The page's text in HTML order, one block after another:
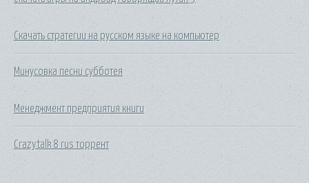
Скачать стратегии на русском языке на компьютер
Минусовка песни субботея
Менеджмент предприятия книги
Crazytalk 8 rus торрент